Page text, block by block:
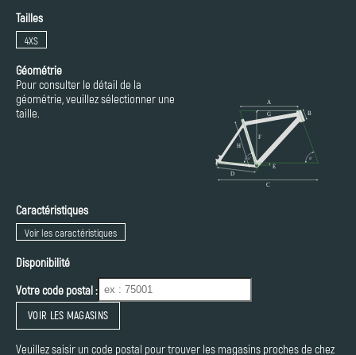
Tailles
4XS
Géométrie
Pour consulter le détail de la
géométrie, veuillez sélectionner une
taille.
Caractéristiques
Voir les caractéristiques
Disponibilité
Votre code postal :
VOIR LES MAGASINS
Veuillez saisir un code postal pour trouver les magasins proches de chez